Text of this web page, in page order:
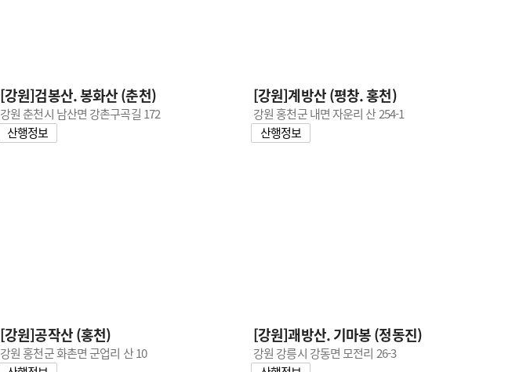
[강원]검봉산. 봉화산 (춘천)
강원 춘천시 남산면 강촌구곡길 172
산행정보
[강원]계방산 (평창. 홍천)
강원 홍천군 내면 자운리 산 254-1
산행정보
[강원]공작산 (홍천)
강원 홍천군 화촌면 군업리 산 10
[강원]괘방산. 기마봉 (정동진)
강원 강릉시 강동면 모전리 26-3